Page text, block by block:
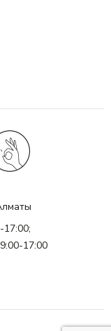
17:00;
17:00